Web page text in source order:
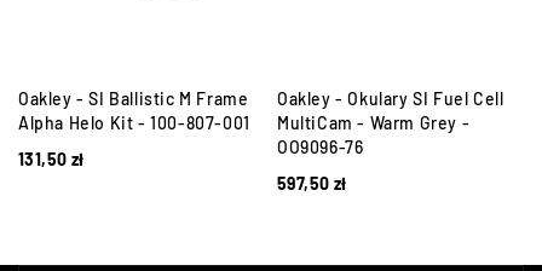
Oakley - SI Ballistic M Frame
Alpha Helo Kit - 100-807-001
131,50 zł
Oakley - Okulary SI Fuel Cell
MultiCam - Warm Grey -
OO9096-76
597,50 zł